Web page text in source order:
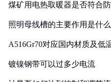
煤矿用电热取暖器是否符合
照明母线槽的主要作用是什么
A516Gr70对应国内材质及低
镀镍钢带可以过多少电流